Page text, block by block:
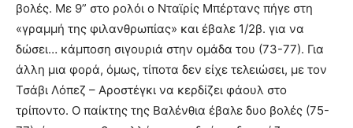
βολές. Με 9” στο ρολόι ο Νταϊρίς Μπέρτανς πήγε στη
«γραμμή της φιλανθρωπίας» και έβαλε 1/2β. για να
δώσει… κάμποση σιγουριά στην ομάδα του (73-77). Για
άλλη μια φορά, όμως, τίποτα δεν είχε τελειώσει, με τον
Τσάβι Λόπεζ – Αροστέγκι να κερδίζει φάουλ στο
τρίποντο. Ο παίκτης της Βαλένθια έβαλε δυο βολές (75-